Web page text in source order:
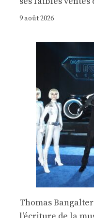
9 août 2026
Thomas